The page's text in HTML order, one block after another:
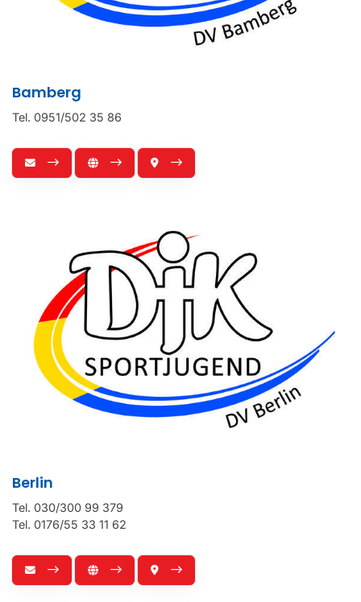
Bamberg
Tel. 0951/502 35 86
Berlin
Tel. 030/300 99 379
Tel. 0176/55 33 11 62